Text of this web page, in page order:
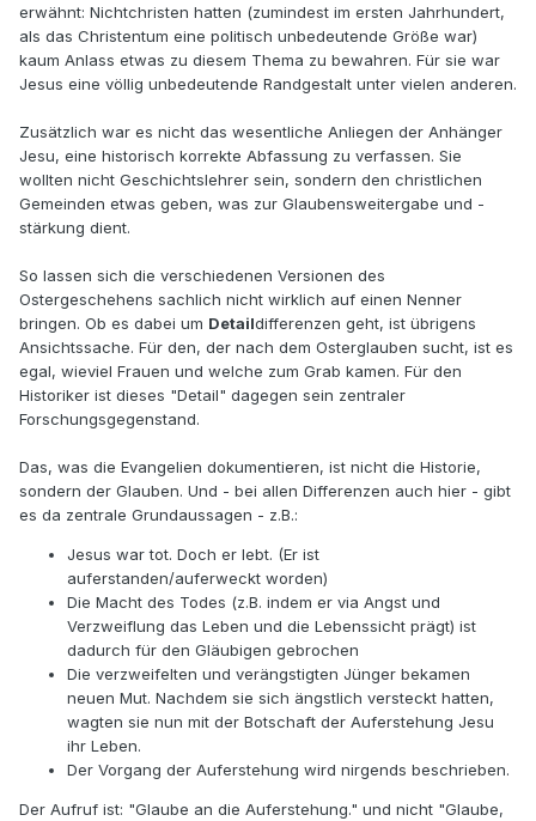
erwähnt: Nichtchristen hatten (zumindest im ersten Jahrhundert,
als das Christentum eine politisch unbedeutende Größe war)
kaum Anlass etwas zu diesem Thema zu bewahren. Für sie war
Jesus eine völlig unbedeutende Randgestalt unter vielen anderen.
Zusätzlich war es nicht das wesentliche Anliegen der Anhänger
Jesu, eine historisch korrekte Abfassung zu verfassen. Sie
wollten nicht Geschichtslehrer sein, sondern den christlichen
Gemeinden etwas geben, was zur Glaubensweitergabe und -
stärkung dient.
So lassen sich die verschiedenen Versionen des
Ostergeschehens sachlich nicht wirklich auf einen Nenner
bringen. Ob es dabei um Detaildifferenzen geht, ist übrigens
Ansichtssache. Für den, der nach dem Osterglauben sucht, ist es
egal, wieviel Frauen und welche zum Grab kamen. Für den
Historiker ist dieses "Detail" dagegen sein zentraler
Forschungsgegenstand.
Das, was die Evangelien dokumentieren, ist nicht die Historie,
sondern der Glauben. Und - bei allen Differenzen auch hier - gibt
es da zentrale Grundaussagen - z.B.:
Jesus war tot. Doch er lebt. (Er ist
auferstanden/auferweckt worden)
Die Macht des Todes (z.B. indem er via Angst und
Verzweiflung das Leben und die Lebenssicht prägt) ist
dadurch für den Gläubigen gebrochen
Die verzweifelten und verängstigten Jünger bekamen
neuen Mut. Nachdem sie sich ängstlich versteckt hatten,
wagten sie nun mit der Botschaft der Auferstehung Jesu
ihr Leben.
Der Vorgang der Auferstehung wird nirgends beschrieben.
Der Aufruf ist: "Glaube an die Auferstehung." und nicht "Glaube,